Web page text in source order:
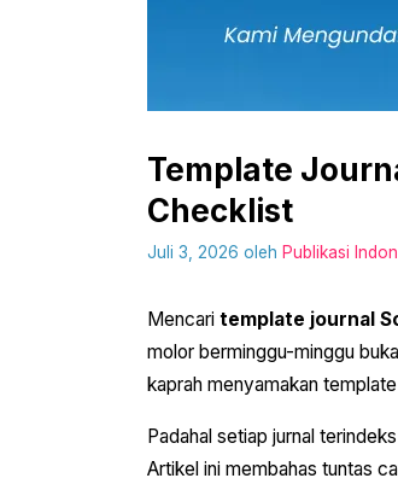
Template
Checklist
Juli 3, 2026 oleh Publikasi
Mencari template journal
molor berminggu-minggu
kaprah menyamakan
Padahal setiap jurnal
Artikel ini membahas tuntas